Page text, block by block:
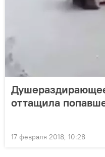
оттащила
17 февраля 2018, 10:28